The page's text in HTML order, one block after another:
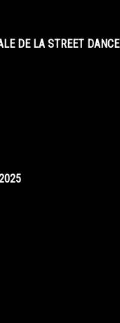
DE LA STREET DANCE